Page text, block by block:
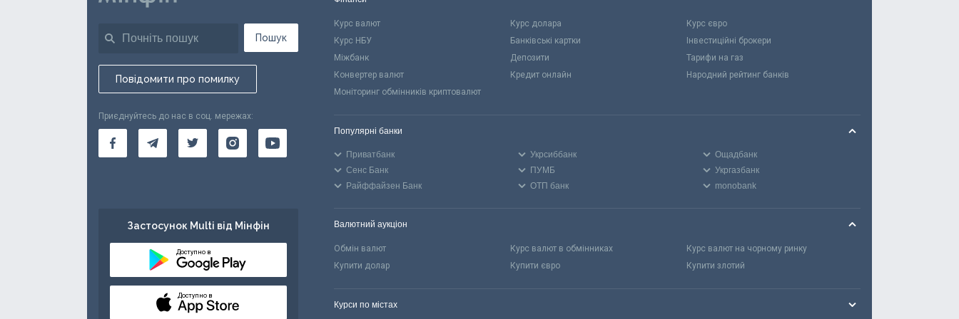
Пошук
Повідомити про помилку
Приєднуйтесь до нас в соц. мережах:
Застосунок Multi від Мінфін
Доступно в
Доступно в
Курс валют Курс долара
Курс євро
Курс НБУ
Банківські картки
Інвестиційні брокери
Міжбанк
Депозити
Тарифи на газ
Конвертер валют
Кредит онлайн
Народний рейтинг банків
Моніторинг обмінників криптовалют
Популярні банки
Приватбанк Укрсиббанк
Ощадбанк
Сенс Банк
ПУМБ
Укргазбанк
Райффайзен Банк
ОТП банк monobank
Валютний аукціон
Обмін валют Курс валют в обмінниках
Курс валют на чорному ринку
Купити долар
Купити євро Купити злотий
Курси по містах